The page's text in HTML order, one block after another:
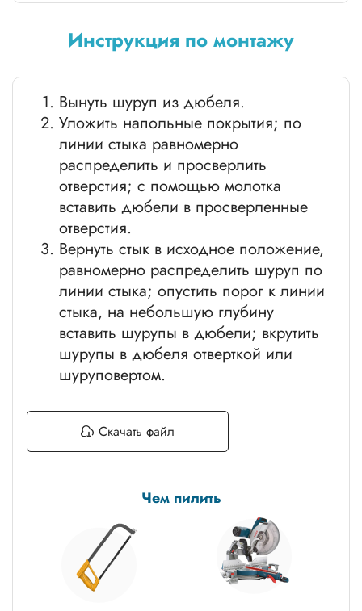
Инструкция по монтажу
Вынуть шуруп из дюбеля.
Уложить напольные покрытия; по
линии стыка равномерно
распределить и просверлить
отверстия; с помощью молотка
вставить дюбели в просверленные
отверстия.
Вернуть стык в исходное положение,
равномерно распределить шуруп по
линии стыка; опустить порог к линии
стыка, на небольшую глубину
вставить шурупы в дюбели; вкрутить
шурупы в дюбеля отверткой или
шуруповертом.
Скачать файл
Чем пилить